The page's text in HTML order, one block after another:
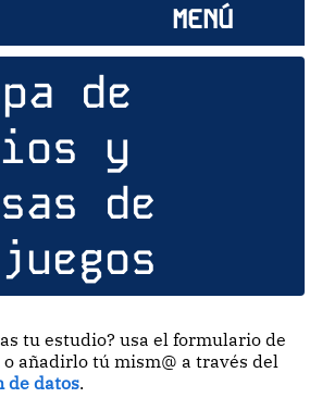
MENÚ
de
y
de
tu estudio? usa el formulario de
o añadirlo tú mism@ a través del
de datos.